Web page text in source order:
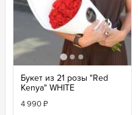
Букет из 21 розы "Red
Kenya" WHITE
4 990₽